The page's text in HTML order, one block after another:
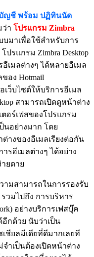
บัญชี พร้อม ปฏิทินนัด
า โปรแกรม Zimbra
มาเพื่อใช้สำหรับการ
ปรแกรม Zimbra Desktop
เมลต่างๆ ได้หลายอีเมล
อง Hotmail
เว็บไซต์ให้บริการอีเมล
สามารถเปิดดูหน้าต่าง
อร์เฟสของโปรแกรม
นอย่างมาก โดย
ต่างของอีเมลเรียงต่อกัน
รอีเมลต่างๆ ได้อย่าง
ายดาย
ามสามารถในการรองรับ
วมไปถึง การบริหาร
อย่างบริการเฟสบุ๊ค
อีกด้วย นับว่าเป็น
ชียลมีเดียที่ดีมากเลยที
ำเป็นต้องเปิดหน้าต่าง